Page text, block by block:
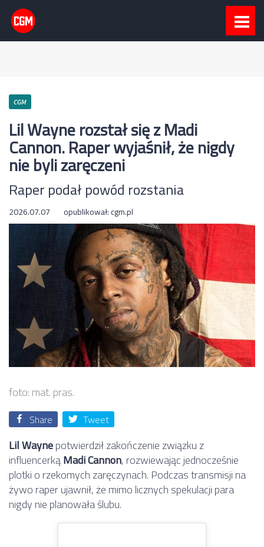
CGM
Lil Wayne rozstał się z Madi
Cannon. Raper wyjaśnił, że nigdy
nie byli zaręczeni
Raper podał powód rozstania
2026.07.07 opublikował:cgm.pl
foto: mat. pras.
Share Tweet
Lil Waynepotwierdził zakończenie związku z
influencerkąMadi Cannon, rozwiewając jednocześnie
plotki o rzekomych zaręczynach. Podczas transmisji na
żywo raper ujawnił, że mimo licznych spekulacji para
nigdy nie planowała ślubu.